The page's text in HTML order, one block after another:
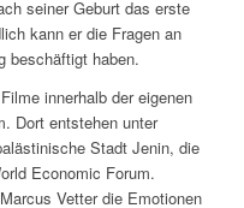
seiner Geburt das erste
kann er die Fragen an
beschäftigt haben.
innerhalb der eigenen
Dort entstehen unter
Stadt Jenin, die
Economic Forum.
Vetter die Emotionen